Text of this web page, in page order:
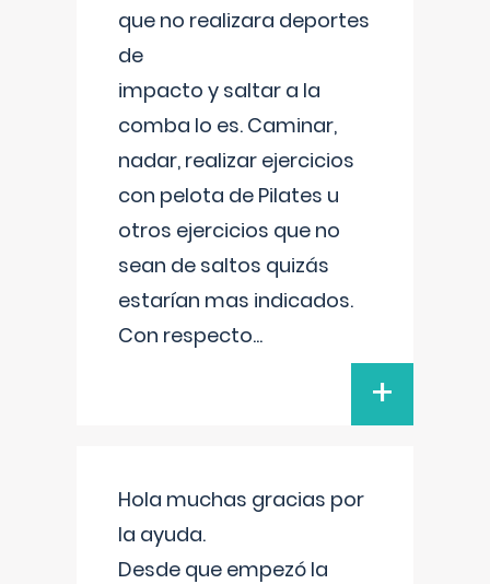
que no realizara deportes
de
impacto y saltar a la
comba lo es. Caminar,
nadar, realizar ejercicios
con pelota de Pilates u
otros ejercicios que no
sean de saltos quizás
estarían mas indicados.
Con respecto...
+
Hola muchas gracias por
la ayuda.
Desde que empezó la